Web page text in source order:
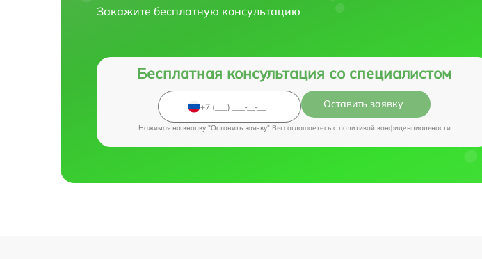
Закажите бесплатную консультацию
Бесплатная консультация со специалистом
Оставить заявку
Нажимая на кнопку "Оставить заявку" Вы соглашаетесь c политикой конфиденциальности